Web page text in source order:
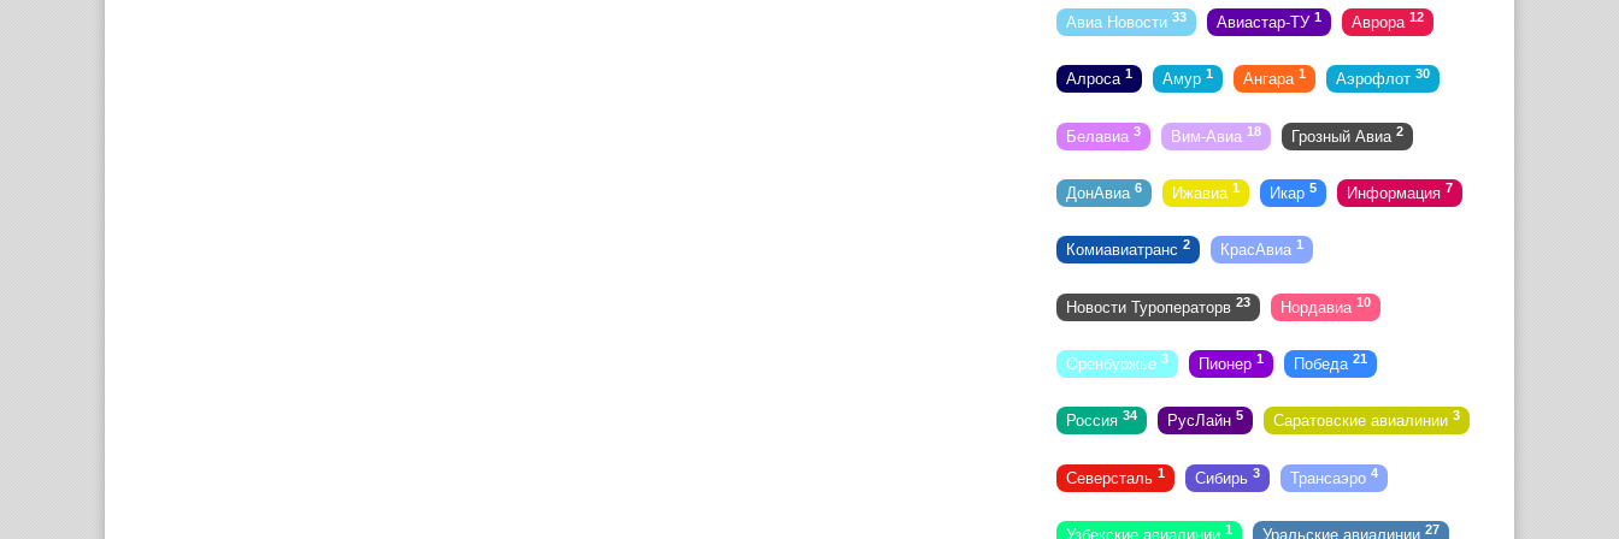
Авиа Новости 33 Авиастар-ТУ 1 Аврора 12
Алроса 1 Амур 1 Ангара 1 Аэрофлот 30
Белавиа 3 Вим-Авиа 18 Грозный Авиа 2
ДонАвиа 6 Ижавиа 1 Икар 5 Информация 7
Комиавиатранс 2 КрасАвиа 1
Новости Туроператорв 23 Нордавиа 10
Оренбуржье 3 Пионер 1 Победа 21
Россия 34 РусЛайн 5 Саратовские авиалинии 3
Северсталь 1 Сибирь 3 Трансаэро 4
Узбекские авиалинии 1 Уральские авиалинии 27